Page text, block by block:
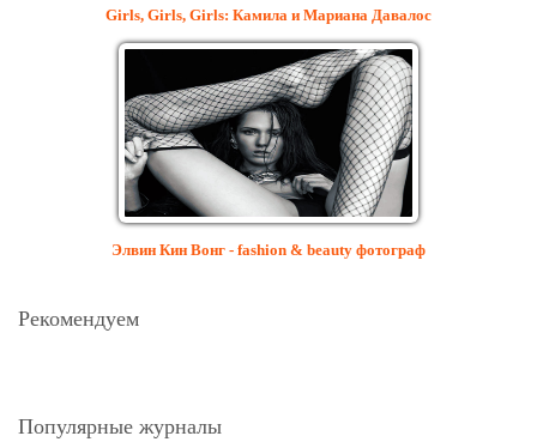
Girls, Girls, Girls: Камила и Мариана Давалос
Элвин Кин Вонг - fashion & beauty фотограф
Рекомендуем
Популярные журналы